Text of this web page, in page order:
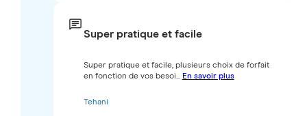
Super pratique et facile
Super pratique et facile, plusieurs choix de forfait
en fonction de vos besoi... En savoir plus
Tehani